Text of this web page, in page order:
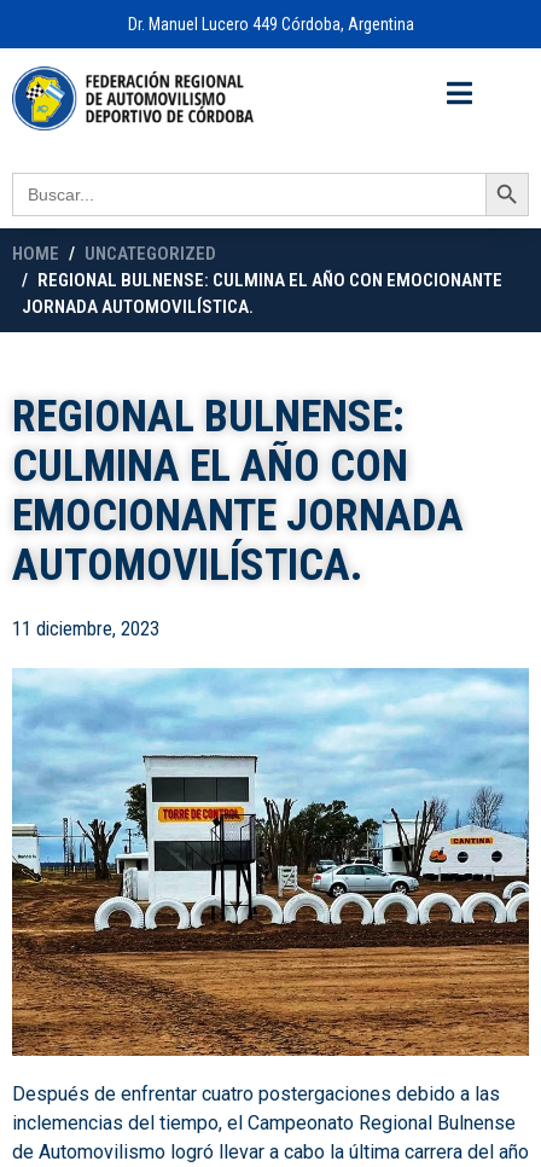
Dr. Manuel Lucero 449 Córdoba, Argentina
Search
for:
Search Button
HOME
UNCATEGORIZED
REGIONAL BULNENSE: CULMINA EL AÑO CON EMOCIONANTE
JORNADA AUTOMOVILÍSTICA.
REGIONAL BULNENSE:
CULMINA EL AÑO CON
EMOCIONANTE JORNADA
AUTOMOVILÍSTICA.
11 diciembre, 2023
Después de enfrentar cuatro postergaciones debido a las
inclemencias del tiempo, el Campeonato Regional Bulnense
de Automovilismo logró llevar a cabo la última carrera del año